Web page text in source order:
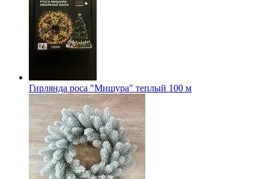
Гирлянда роса "Мишура" теплый 100 м